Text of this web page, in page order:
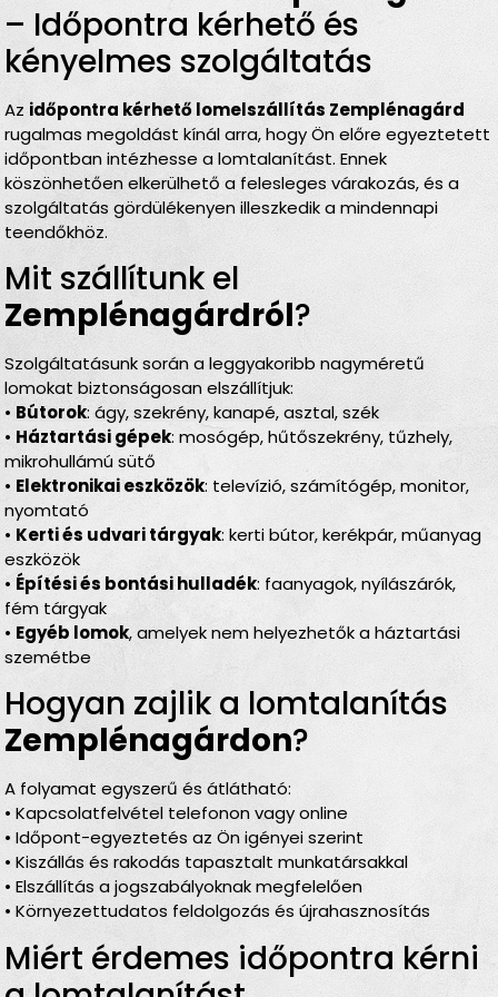
– Időpontra kérhető és
kényelmes szolgáltatás
Az időpontra kérhető lomelszállítás Zemplénagárd
rugalmas megoldást kínál arra, hogy Ön előre egyeztetett
időpontban intézhesse a lomtalanítást. Ennek
köszönhetően elkerülhető a felesleges várakozás, és a
szolgáltatás gördülékenyen illeszkedik a mindennapi
teendőkhöz.
Mit szállítunk el
Zemplénagárdról?
Szolgáltatásunk során a leggyakoribb nagyméretű
lomokat biztonságosan elszállítjuk:
• Bútorok: ágy, szekrény, kanapé, asztal, szék
• Háztartási gépek: mosógép, hűtőszekrény, tűzhely,
mikrohullámú sütő
• Elektronikai eszközök: televízió, számítógép, monitor,
nyomtató
• Kerti és udvari tárgyak: kerti bútor, kerékpár, műanyag
eszközök
• Építési és bontási hulladék: faanyagok, nyílászárók,
fém tárgyak
• Egyéb lomok, amelyek nem helyezhetők a háztartási
szemétbe
Hogyan zajlik a lomtalanítás
Zemplénagárdon?
A folyamat egyszerű és átlátható:
• Kapcsolatfelvétel telefonon vagy online
• Időpont-egyeztetés az Ön igényei szerint
• Kiszállás és rakodás tapasztalt munkatársakkal
• Elszállítás a jogszabályoknak megfelelően
• Környezettudatos feldolgozás és újrahasznosítás
Miért érdemes időpontra kérni